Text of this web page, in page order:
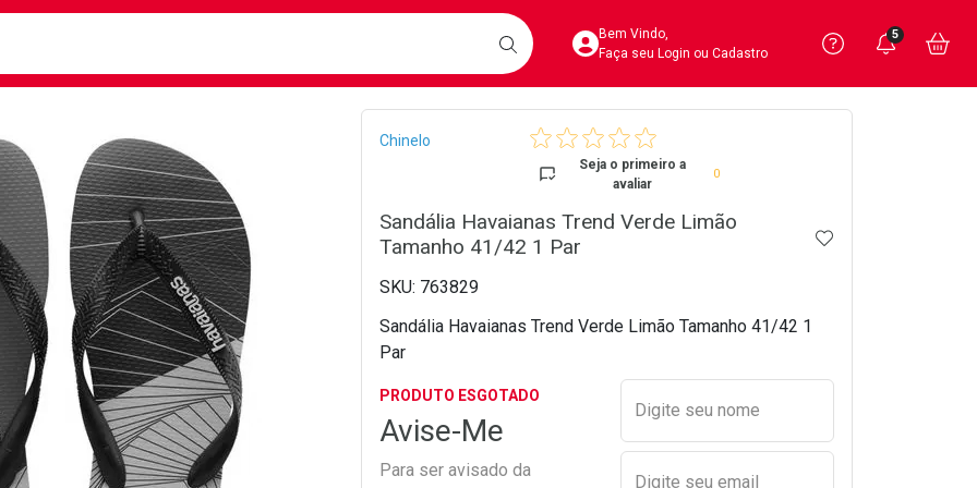
BUSCARAcesse sua Conta
Bem Vindo,
Faça seu Login ou Cadastro
Precisa
Ver Recursos
Você
5
Breadcrumb
Chinelo
Seja o primeiro a
avaliar
0
Sandália Havaianas Trend Verde Limão
Tamanho 41/42 1 Par
ADICIONAR AOS
763829
Sandália Havaianas Trend Verde Limão Tamanho 41/42 1
Par
PRODUTO ESGOTADO
Avise-Me
Para ser avisado da
Preencher nome e email
Digite seu nome
Digite seu email